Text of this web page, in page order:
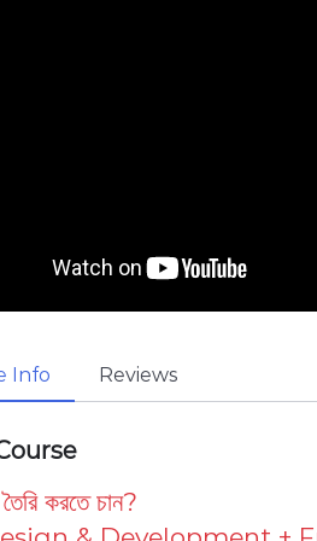
Info Reviews
করতে চান?